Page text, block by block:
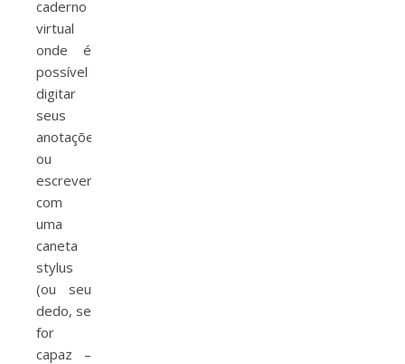
caderno
virtual
onde é
possível
digitar
seus
anotações
ou
escrever
com
uma
caneta
stylus
(ou seu
dedo, se
for
capaz –